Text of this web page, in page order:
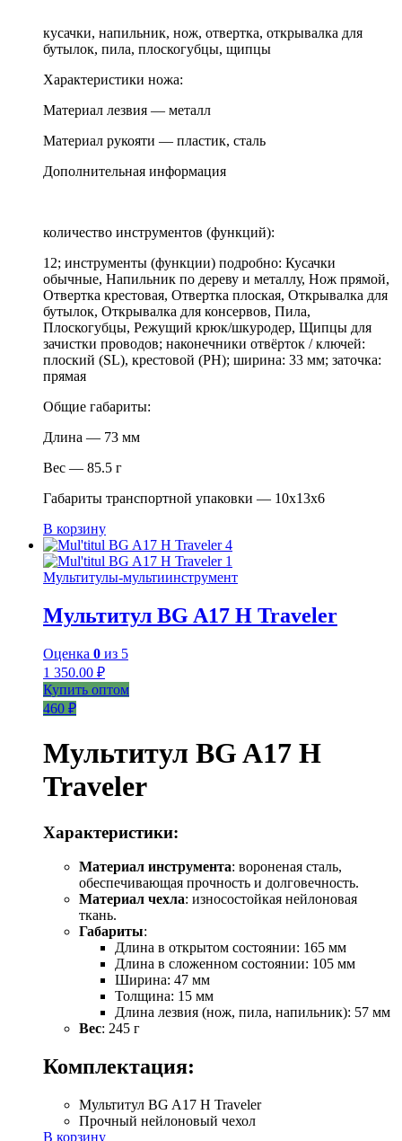
кусачки, напильник, нож, отвертка, открывалка для
бутылок, пила, плоскогубцы, щипцы
Характеристики ножа:
Материал лезвия — металл
Материал рукояти — пластик, сталь
Дополнительная информация
количество инструментов (функций):
12; инструменты (функции) подробно: Кусачки
обычные, Напильник по дереву и металлу, Нож прямой,
Отвертка крестовая, Отвертка плоская, Открывалка для
бутылок, Открывалка для консервов, Пила,
Плоскогубцы, Режущий крюк/шкуродер, Щипцы для
зачистки проводов; наконечники отвёрток / ключей:
плоский (SL), крестовой (PH); ширина: 33 мм; заточка:
прямая
Общие габариты:
Длина — 73 мм
Вес — 85.5 г
Габариты транспортной упаковки — 10x13x6
В корзину
Мультитулы-мультиинструмент
Мультитул BG A17 H Traveler
Оценка 0 из 5
1 350.00 ₽
Купить оптом
460 ₽
Мультитул BG A17 H
Traveler
Характеристики:
Материал инструмента: вороненая сталь,
обеспечивающая прочность и долговечность.
Материал чехла: износостойкая нейлоновая
ткань.
Габариты:
Длина в открытом состоянии: 165 мм
Длина в сложенном состоянии: 105 мм
Ширина: 47 мм
Толщина: 15 мм
Длина лезвия (нож, пила, напильник): 57 мм
Вес: 245 г
Комплектация:
Мультитул BG A17 H Traveler
Прочный нейлоновый чехол
В корзину